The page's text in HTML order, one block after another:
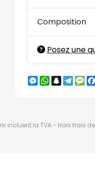
Composition
Posez une
Messenger
WhatsApp
Snapchat
incluent la TVA - Hors frais